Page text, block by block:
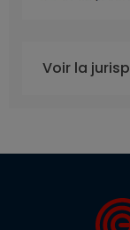
Voir la